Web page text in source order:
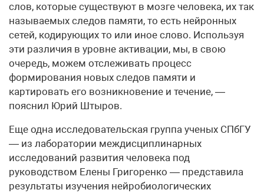
слов, которые существуют в мозге человека, их так
называемых следов памяти, то есть нейронных
сетей, кодирующих то или иное слово. Используя
эти различия в уровне активации, мы, в свою
очередь, можем отслеживать процесс
формирования новых следов памяти и
картировать его возникновение и течение, —
пояснил Юрий Штыров.
Еще одна исследовательская группа ученых СПбГУ
— из лаборатории междисциплинарных
исследований развития человека под
руководством Елены Григоренко — представила
результаты изучения нейробиологических